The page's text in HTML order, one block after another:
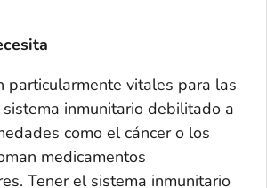
particularmente vitales para las
inmunitario debilitado a
como el cáncer o los
medicamentos
Tener el sistema inmunitario